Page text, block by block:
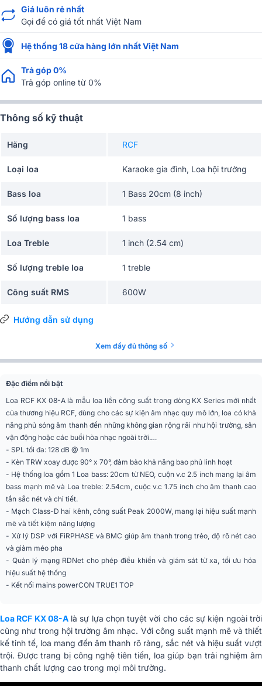
Giá luôn rẻ nhất
Gọi để có giá tốt nhất Việt Nam
Hệ thống 18 cửa hàng lớn nhất Việt Nam
Trả góp 0%
Trả góp online từ 0%
Thông số kỹ thuật
Hãng RCF
Loại loa Karaoke gia đình, Loa hội trường
Bass loa 1 Bass 20cm (8 inch)
Số lượng bass loa 1 bass
Loa Treble 1 inch (2.54 cm)
Số lượng treble loa 1 treble
Công suất RMS 600W
Công suất Max
2000W
Độ nhạy(SPL) 128dB
Tần số đáp tuyến
Góc phủ âm (Ngang x
Dọc)
90° x 70°
Kiểu loa
Số đường tiếng 2 đường tiếng
Dáng loa
Ứng dụng mở rộng
Quán cafe, Phòng karaoke gia
đình, Nhà hàng
Cổng kết nối
Ethenet, XLR
Màu sắc Đen
Tần số cắt 1400 Hz
Bộ giới hạn Bộ giới hạn nhanh
Hướng dẫn sử dụng
Xem đầy đủ thông số
Đặc điểm nổi bật
Loa RCF KX 08-A là mẫu loa liền công suất trong dòng KX Series mới nhất
của thương hiệu RCF, dùng cho các sự kiện âm nhạc quy mô lớn, loa có khả
năng phủ sóng âm thanh đến những không gian rộng rãi như hội trường, sân
vận động hoặc các buổi hòa nhạc ngoài trời.…
- SPL tối đa: 128 dB @ 1m
- Kèn TRW xoay được 90° x 70°, đảm bảo khả năng bao phủ linh hoạt
- Hệ thống loa gồm 1 Loa bass: 20cm từ NEO, cuộn v.c 2.5 inch mang lại âm
bass mạnh mẽ và Loa treble: 2.54cm, cuộc v.c 1.75 inch cho âm thanh cao
tần sắc nét và chi tiết.
- Mạch Class-D hai kênh, công suất Peak 2000W, mang lại hiệu suất mạnh
mẽ và tiết kiệm năng lượng
- Xử lý DSP với FiRPHASE và BMC giúp âm thanh trong trẻo, độ rõ nét cao
và giảm méo pha
- Quản lý mạng RDNet cho phép điều khiển và giám sát từ xa, tối ưu hóa
hiệu suất hệ thống
- Kết nối mains powerCON TRUE1 TOP
Loa RCF KX 08-Alà sự lựa chọn tuyệt vời cho các sự kiện ngoài trời
cũng như trong hội trường âm nhạc. Với công suất mạnh mẽ và thiết
kế tinh tế, loa mang đến âm thanh rõ ràng, sắc nét và hiệu suất vượt
trội. Được trang bị công nghệ tiên tiến, loa giúp bạn trải nghiệm âm
thanh chất lượng cao trong mọi môi trường.